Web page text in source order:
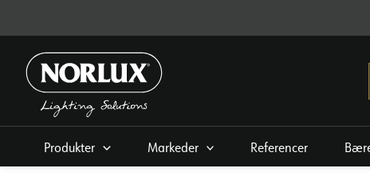
Produkter Markeder Referencer